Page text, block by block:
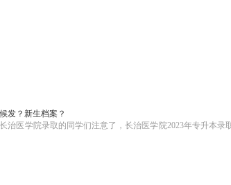
发？新生档案？
治医学院录取的同学们注意了，长治医学院2023年专升本录